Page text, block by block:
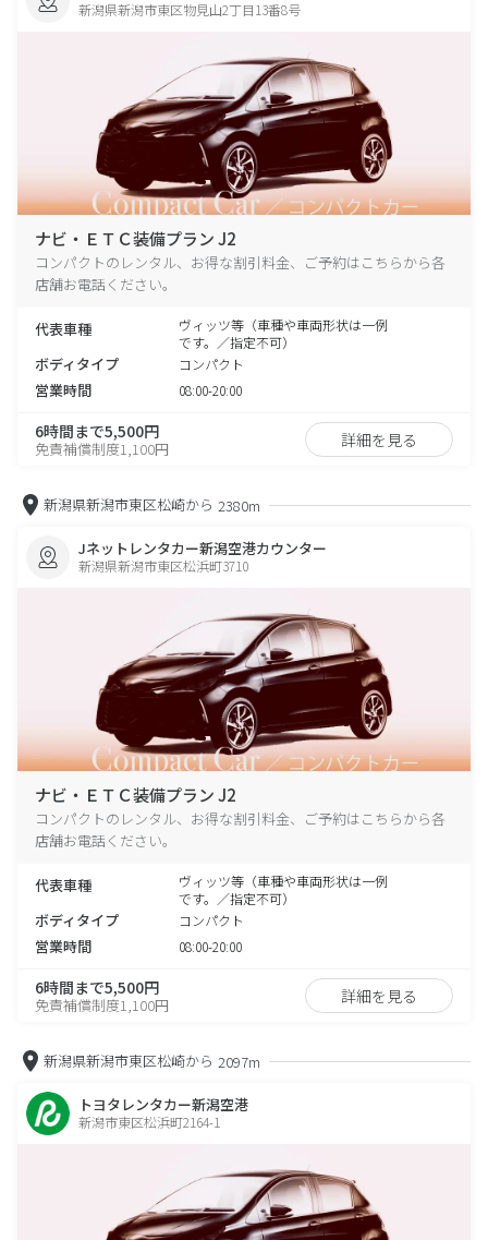
新潟県新潟市東区物見山2丁目13番8号
ナビ・ＥＴＣ装備プラン J2
コンパクトのレンタル、お得な割引料金、ご予約はこちらから各
店舗お電話ください。
代表車種
ヴィッツ等（車種や車両形状は一例
です。／指定不可）
ボディタイプ コンパクト
営業時間 08:00-20:00
6時間まで5,500円
免責補償制度1,100円 詳細を見る
新潟県新潟市東区松崎から 2380m
Jネットレンタカー新潟空港カウンター
新潟県新潟市東区松浜町3710
ナビ・ＥＴＣ装備プラン J2
コンパクトのレンタル、お得な割引料金、ご予約はこちらから各
店舗お電話ください。
代表車種
ヴィッツ等（車種や車両形状は一例
です。／指定不可）
ボディタイプ コンパクト
営業時間 08:00-20:00
6時間まで5,500円
免責補償制度1,100円 詳細を見る
新潟県新潟市東区松崎から 2097m
トヨタレンタカー新潟空港
新潟市東区松浜町2164-1